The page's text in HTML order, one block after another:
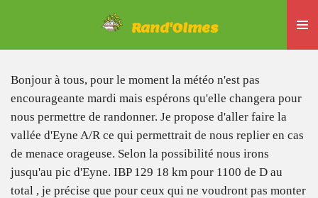
contenu
Rand'Olmes
Bonjour à tous, pour le moment la météo n'est pas
encourageante mardi mais espérons qu'elle changera pour
nous permettre de randonner. Je propose d'aller faire la
vallée d'Eyne A/R ce qui permettrait de nous replier en cas
de menace orageuse. Selon la possibilité nous irons
jusqu'au pic d'Eyne. IBP 129 18 km pour 1100 de D au
total , je précise que pour ceux qui ne voudront pas monter